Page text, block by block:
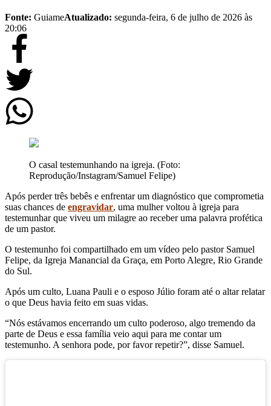
Fonte: GuiameAtualizado: segunda-feira, 6 de julho de 2026 às
20:06
O casal testemunhando na igreja. (Foto:
Reprodução/Instagram/Samuel Felipe)
Após perder três bebês e enfrentar um diagnóstico que comprometia
suas chances de engravidar, uma mulher voltou à igreja para
testemunhar que viveu um milagre ao receber uma palavra profética
de um pastor.
O testemunho foi compartilhado em um vídeo pelo pastor Samuel
Felipe, da Igreja Manancial da Graça, em Porto Alegre, Rio Grande
do Sul.
Após um culto, Luana Pauli e o esposo Júlio foram até o altar relatar
o que Deus havia feito em suas vidas.
“Nós estávamos encerrando um culto poderoso, algo tremendo da
parte de Deus e essa família veio aqui para me contar um
testemunho. A senhora pode, por favor repetir?”, disse Samuel.